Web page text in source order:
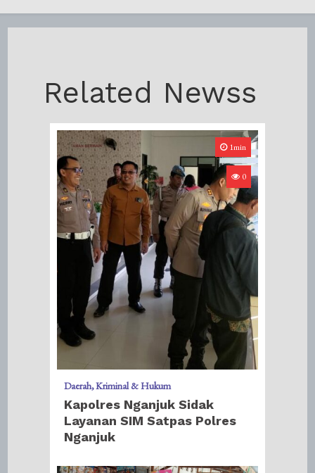
Related Newss
1min
0
Daerah Kriminal & Hukum
Kapolres Nganjuk Sidak
Layanan SIM Satpas Polres
Nganjuk